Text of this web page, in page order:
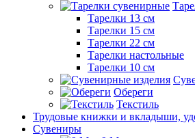
Тарелки 13 см
Тарелки 15 см
Тарелки 22 см
Тарелки настольные
Тарелки 10 см
Обереги
Текстиль
Трудовые книжки и вкладыши,
Сувениры